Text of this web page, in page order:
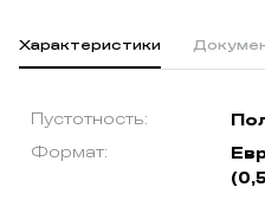
Характеристики
Пустотность:
Формат: